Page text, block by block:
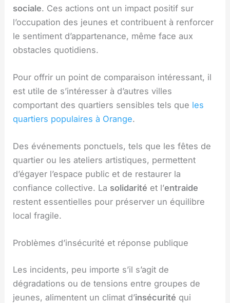
sociale. Ces actions ont un impact positif sur
l’occupation des jeunes et contribuent à renforcer
le sentiment d’appartenance, même face aux
obstacles quotidiens.
Pour offrir un point de comparaison intéressant, il
est utile de s’intéresser à d’autres villes
comportant des quartiers sensibles tels que les
quartiers populaires à Orange.
Des événements ponctuels, tels que les fêtes de
quartier ou les ateliers artistiques, permettent
d’égayer l’espace public et de restaurer la
confiance collective. La solidarité et l’entraide
restent essentielles pour préserver un équilibre
local fragile.
Problèmes d’insécurité et réponse publique
Les incidents, peu importe s’il s’agit de
dégradations ou de tensions entre groupes de
jeunes, alimentent un climat d’insécurité qui